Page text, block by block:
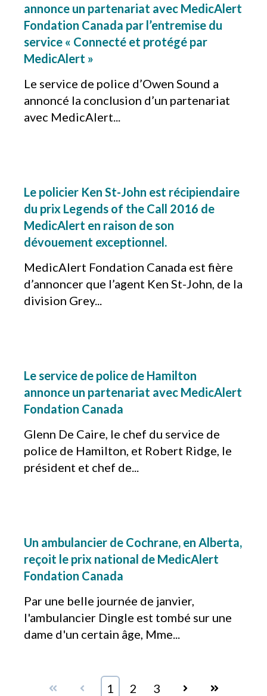
annonce un partenariat avec MedicAlert
Fondation Canada par l’entremise du
service « Connecté et protégé par
MedicAlert »
Le service de police d’Owen Sound a
annoncé la conclusion d’un partenariat
avec MedicAlert...
Le policier Ken St-John est récipiendaire
du prix Legends of the Call 2016 de
MedicAlert en raison de son
dévouement exceptionnel.
MedicAlert Fondation Canada est fière
d’annoncer que l’agent Ken St-John, de la
division Grey...
Le service de police de Hamilton
annonce un partenariat avec MedicAlert
Fondation Canada
Glenn De Caire, le chef du service de
police de Hamilton, et Robert Ridge, le
président et chef de...
Un ambulancier de Cochrane, en Alberta,
reçoit le prix national de MedicAlert
Fondation Canada
Par une belle journée de janvier,
l'ambulancier Dingle est tombé sur une
dame d'un certain âge, Mme...
First Prev 1 2 3 Next Last